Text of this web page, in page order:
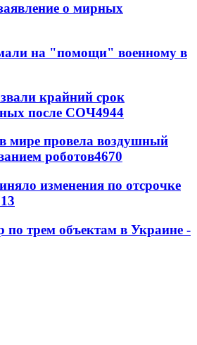
о мирных
на "помощи" военному в
крайний срок
после СОЧ4944
мире провела воздушный
роботов4670
изменения по отсрочке
по трем объектам в Украине -